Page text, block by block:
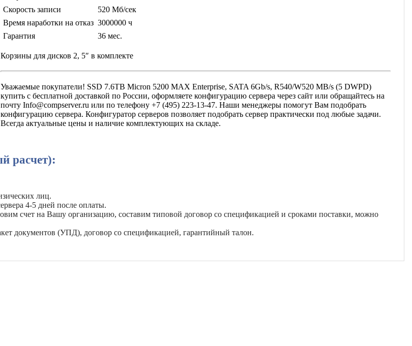
Скорость записи
520 Мб/сек
Время наработки на отказ 3000000 ч
Гарантия
36 мес.
Корзины для дисков 2, 5″ в комплекте
Уважаемые покупатели! SSD 7.6TB Micron 5200 MAX Enterprise, SATA 6Gb/s, R540/W520 MB/s (5 DWPD)
купить с бесплатной доставкой по России, оформляете конфигурацию сервера через сайт или обращайтесь на
почту Info@compserver.ru или по телефону +7 (495) 223-13-47. Наши менеджеры помогут Вам подобрать
конфигурацию сервера. Конфигуратор серверов позволяет подобрать сервер практически под любые задачи.
Всегда актуальные цены и наличие комплектующих на складе.
расчет):
лиц.
4-5 дней после оплаты.
счет на Вашу организацию, составим типовой договор со спецификацией и сроками поставки, можно
документов (УПД), договор со спецификацией, гарантийный талон.